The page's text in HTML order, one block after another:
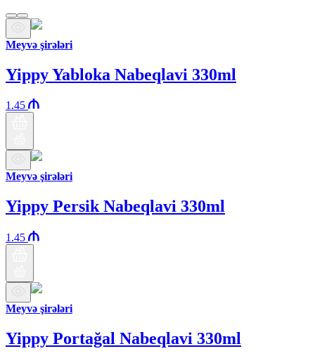
Meyvə şirələri
Yippy Yabloka Nabeqlavi 330ml
1.45
Meyvə şirələri
Yippy Persik Nabeqlavi 330ml
1.45
Meyvə şirələri
Yippy Portağal Nabeqlavi 330ml